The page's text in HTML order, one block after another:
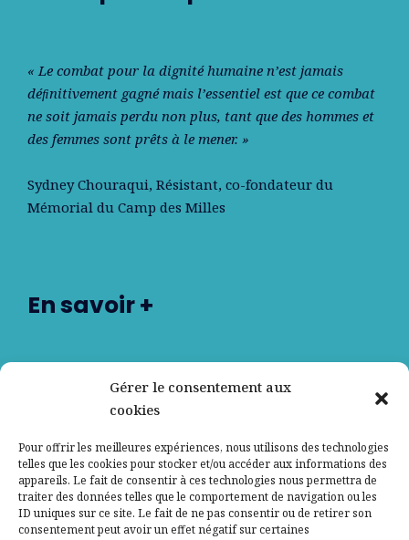
Gérer le consentement aux
cookies
Pour offrir les meilleures expériences, nous utilisons des technologies
telles que les cookies pour stocker et/ou accéder aux informations des
appareils. Le fait de consentir à ces technologies nous permettra de
traiter des données telles que le comportement de navigation ou les
ID uniques sur ce site. Le fait de ne pas consentir ou de retirer son
consentement peut avoir un effet négatif sur certaines
« Le combat pour la dignité humaine n’est jamais
déﬁnitivement gagné mais l’essentiel est que ce combat
ne soit jamais perdu non plus, tant que des hommes et
des femmes sont prêts à le mener. »
Sydney Chouraqui, Résistant, co-fondateur du
Mémorial du Camp des Milles
En savoir +
Nos partenaires
Contactez-nous
Mentions légales